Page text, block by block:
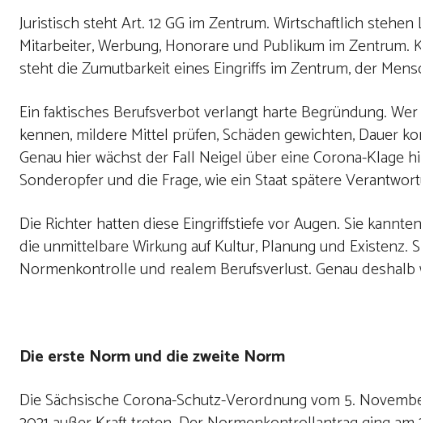
Juristisch steht Art. 12 GG im Zentrum. Wirtschaftlich
Mitarbeiter, Werbung, Honorare und Publikum im
steht die Zumutbarkeit eines Eingriffs im Zentrum, der
Ein faktisches Berufsverbot verlangt harte Begründung.
kennen, mildere Mittel prüfen, Schäden gewichten, Dauer
Genau hier wächst der Fall Neigel über eine Corona-Klage
Sonderopfer und die Frage, wie ein Staat spätere
Die Richter hatten diese Eingriffstiefe vor Augen. Sie
die unmittelbare Wirkung auf Kultur, Planung und
Normenkontrolle und realem Berufsverlust. Genau
Die erste Norm und die zweite Norm
Die Sächsische Corona-Schutz-Verordnung vom 5.